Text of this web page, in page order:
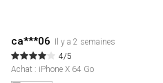
ca***06
Il y a 2 semaines
4/5
Achat : iPhone X 64 Go